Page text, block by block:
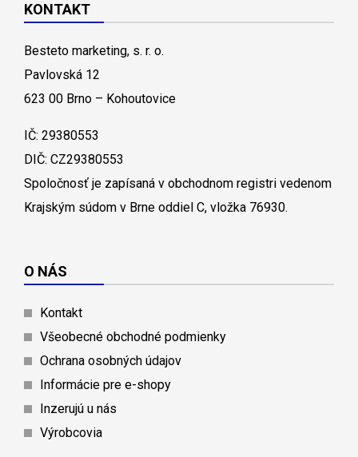
KONTAKT
Besteto marketing, s. r. o.
Pavlovská 12
623 00 Brno – Kohoutovice
IČ: 29380553
DIČ: CZ29380553
Spoločnosť je zapísaná v obchodnom registri vedenom
Krajským súdom v Brne oddiel C, vložka 76930.
O NÁS
Kontakt
Všeobecné obchodné podmienky
Ochrana osobných údajov
Informácie pre e-shopy
Inzerujú u nás
Výrobcovia